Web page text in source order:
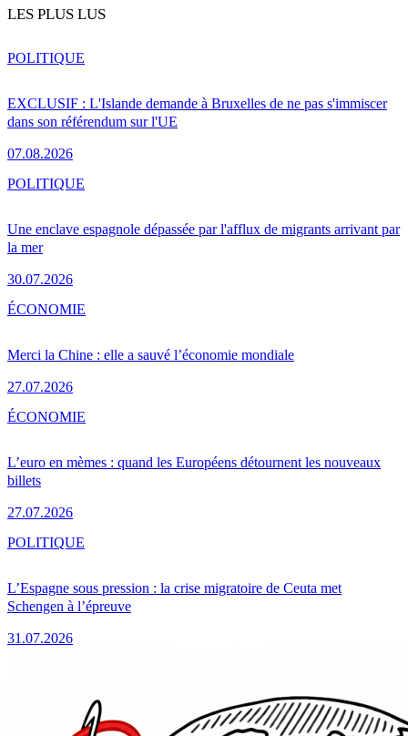
LES PLUS LUS
EXCLUSIF : L'Islande demande à Bruxelles de ne pas s'immiscer
dans son référendum sur l'UE
07.08.2026
POLITIQUE
Une enclave espagnole dépassée par l'afflux de migrants arrivant par
la mer
30.07.2026
POLITIQUE
Merci la Chine : elle a sauvé l’économie mondiale
27.07.2026
ÉCONOMIE
L’euro en mèmes : quand les Européens détournent les nouveaux
billets
27.07.2026
ÉCONOMIE
L’Espagne sous pression : la crise migratoire de Ceuta met
Schengen à l’épreuve
31.07.2026
POLITIQUE